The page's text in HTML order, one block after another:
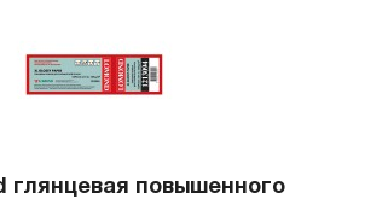
глянцевая повышенного